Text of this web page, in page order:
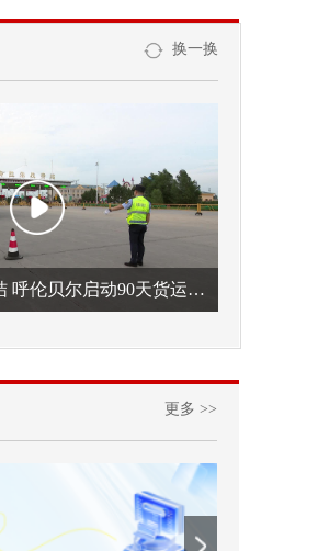
换一换
三方执法力量集结 呼伦贝尔启动90天货运车辆违法专项整治
更多 >>